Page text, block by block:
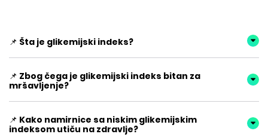
📌 Šta je glikemijski indeks?
📌 Zbog čega je glikemijski indeks bitan za
mršavljenje?
📌 Kako namirnice sa niskim glikemijskim
indeksom utiču na zdravlje?